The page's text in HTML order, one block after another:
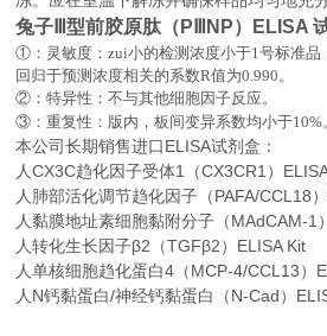
兔子Ⅲ型前胶原肽（PⅢNP）ELISA
①：灵敏度：zui小的检测浓度小于1号标准品
回归于预测浓度相关的系数R值为0.990。
②：特异性：不与其他细胞因子反应。
③：重复性：版内，板间变异系数均小于10%
本公司长期销售进口ELISA试剂盒：
人CX3C趋化因子受体1（CX3CR1）
人肺部活化调节趋化因子（PAFA/CCL18
人黏膜地址素细胞黏附分子（MAdCAM-1
人转化生长因子β2（TGFβ2）ELISA Kit
人单核细胞趋化蛋白4（MCP-4/CCL13）
人N钙黏蛋白/神经钙黏蛋白（N-Cad）